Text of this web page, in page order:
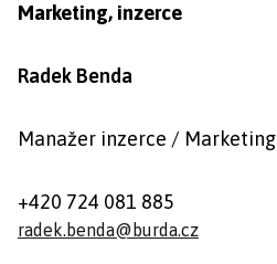
Marketing, inzerce
Radek Benda
Manažer inzerce / Marketing
+420 724 081 885
radek.benda@burda.cz